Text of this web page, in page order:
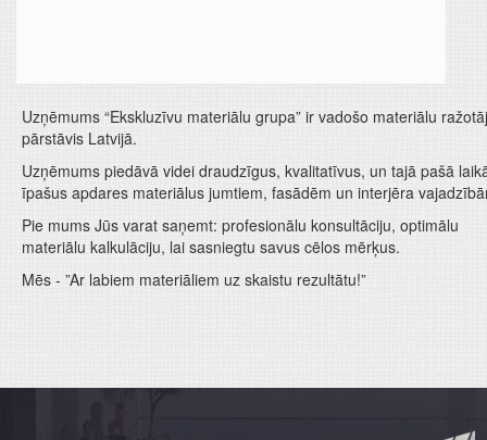
Uzņēmums “Ekskluzīvu materiālu grupa” ir vadošo materiālu
pārstāvis Latvijā.
Uzņēmums piedāvā videi draudzīgus, kvalitatīvus, un tajā pašā
īpašus apdares materiālus jumtiem, fasādēm un interjēra
Pie mums Jūs varat saņemt: profesionālu konsultāciju, optimālu
materiālu kalkulāciju, lai sasniegtu savus cēlos mērķus.
Mēs - ”Ar labiem materiāliem uz skaistu rezultātu!”